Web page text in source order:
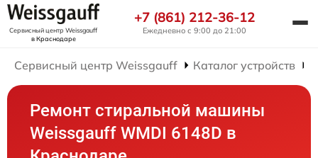
Сервисный центр Weissgauff
в Краснодаре
+7 (861) 212-36-12
Ежедневно с 9:00 до 21:00
Сервисный центр Weissgauff Каталог устройств
Ремонт стиральной машины
Weissgauff WMDI 6148D в